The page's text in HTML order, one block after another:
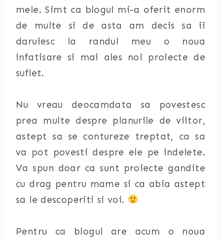
mele. Simt ca blogul mi-a oferit enorm
de multe si de asta am decis sa ii
daruiesc la randul meu o noua
infatisare si mai ales noi proiecte de
suflet.
Nu vreau deocamdata sa povestesc
prea multe despre planurile de viitor,
astept sa se contureze treptat, ca sa
va pot povesti despre ele pe indelete.
Va spun doar ca sunt proiecte gandite
cu drag pentru mame si ca abia astept
sa le descoperiti si voi.
Pentru ca blogul are acum o noua